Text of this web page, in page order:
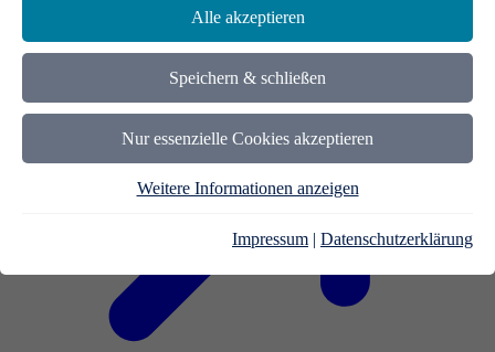
Alle akzeptieren
Speichern & schließen
Nur essenzielle Cookies akzeptieren
Weitere Informationen anzeigen
Impressum | Datenschutzerklärung